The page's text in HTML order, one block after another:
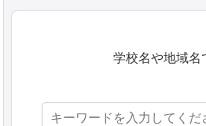
学校名や地域名
検